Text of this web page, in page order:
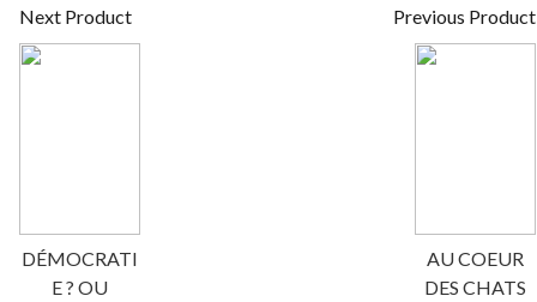
Next Product
DÉMOCRATI
E ? OU
Previous Product
AU COEUR
DES CHATS